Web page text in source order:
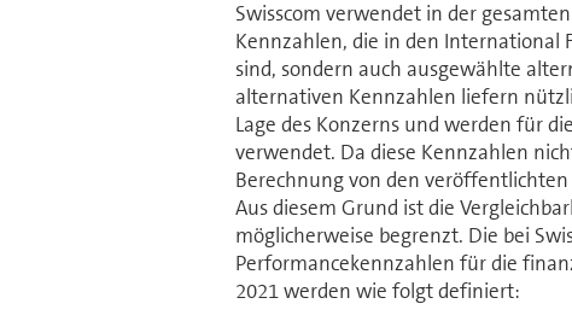
Swisscom verwendet in der
Kennzahlen, die in den International
sind, sondern auch ausgewählte
alternativen Kennzahlen liefern
Lage des Konzerns und werden für
verwendet. Da diese Kennzahlen
Berechnung von den
Aus diesem Grund ist die
möglicherweise begrenzt. Die bei
Performancekennzahlen für die
2021 werden wie folgt definiert: